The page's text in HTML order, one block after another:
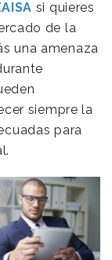
si quieres
de la
una amenaza
siempre la
para